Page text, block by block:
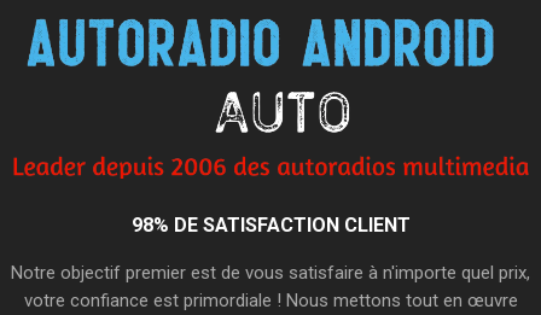
98% DE SATISFACTION CLIENT
Notre objectif premier est de vous satisfaire à n'importe quel prix,
votre confiance est primordiale ! Nous mettons tout en œuvre